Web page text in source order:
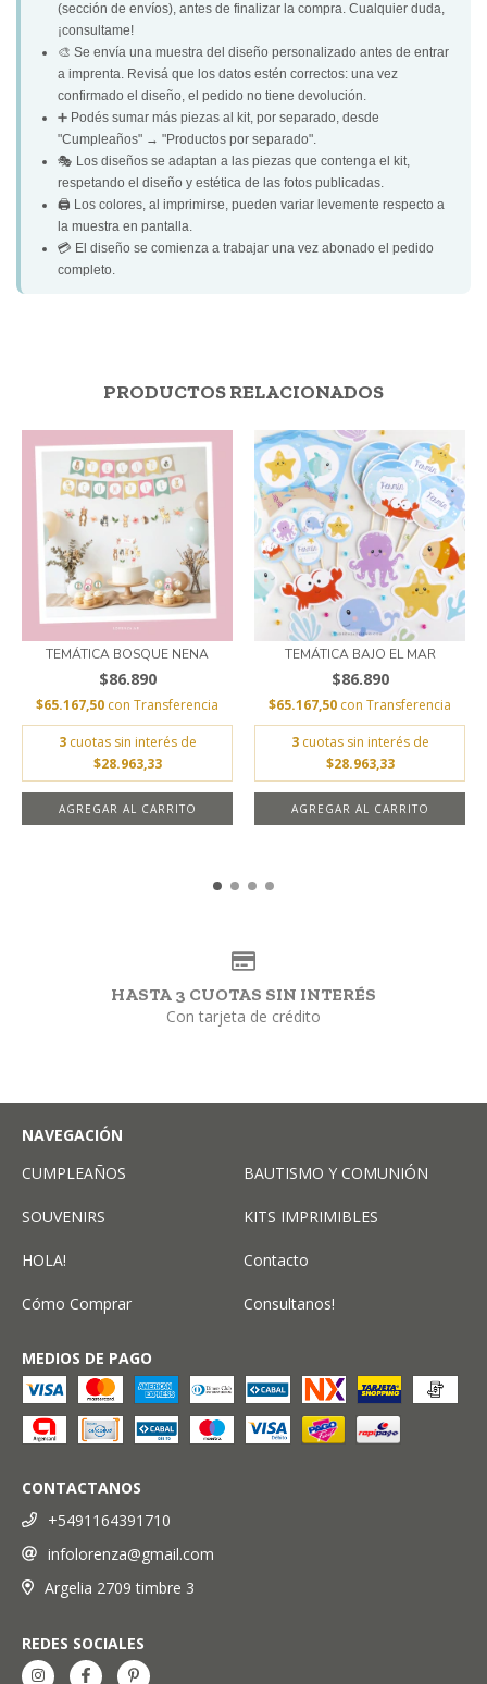
(sección de envíos), antes de finalizar la compra. Cualquier duda,
¡consultame!
🎨 Se envía una muestra del diseño personalizado antes de entrar
a imprenta. Revisá que los datos estén correctos: una vez
confirmado el diseño, el pedido no tiene devolución.
➕ Podés sumar más piezas al kit, por separado, desde
"Cumpleaños" → "Productos por separado".
🎭 Los diseños se adaptan a las piezas que contenga el kit,
respetando el diseño y estética de las fotos publicadas.
🖨️ Los colores, al imprimirse, pueden variar levemente respecto a
la muestra en pantalla.
💳 El diseño se comienza a trabajar una vez abonado el pedido
completo.
PRODUCTOS RELACIONADOS
TEMÁTICA BOSQUE NENA
$86.890
$65.167,50 con Transferencia
3 cuotas sin interés de
$28.963,33
AGREGAR AL CARRITO
TEMÁTICA BAJO EL MAR
$86.890
$65.167,50 con Transferencia
3 cuotas sin interés de
$28.963,33
AGREGAR AL CARRITO
HASTA 3 CUOTAS SIN INTERÉS
Con tarjeta de crédito
NAVEGACIÓN
CUMPLEAÑOS
BAUTISMO Y COMUNIÓN
SOUVENIRS KITS IMPRIMIBLES
HOLA! Contacto
Cómo Comprar Consultanos!
MEDIOS DE PAGO
CONTACTANOS
+5491164391710
infolorenza@gmail.com
Argelia 2709 timbre 3
REDES SOCIALES